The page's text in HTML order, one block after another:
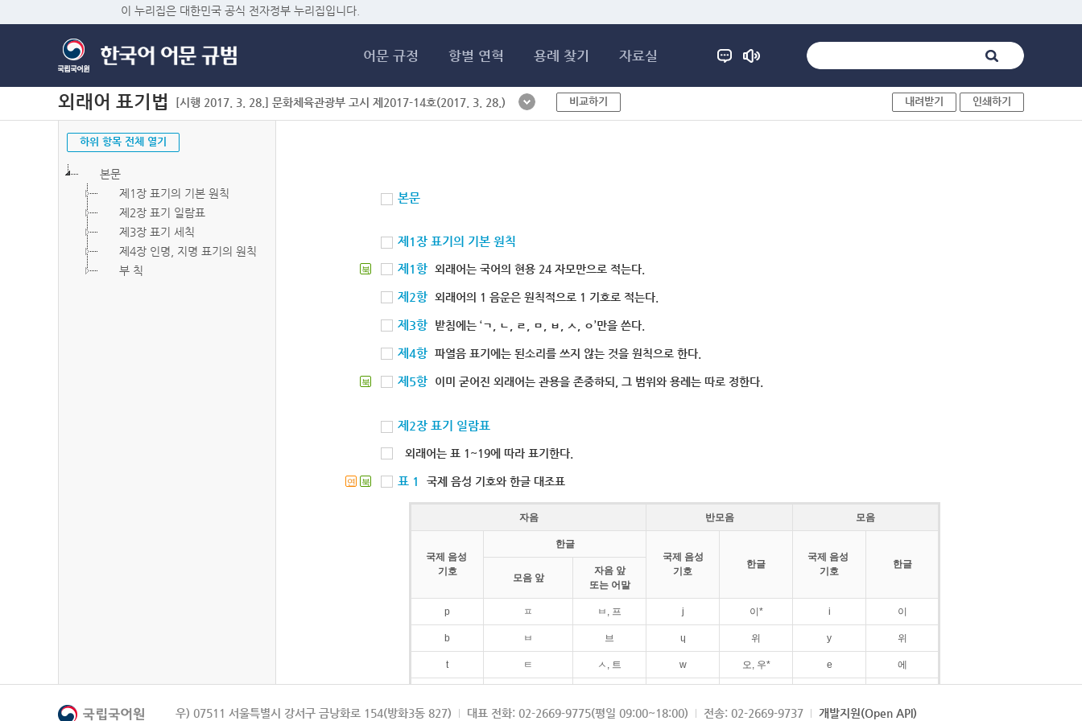
이 누리집은 대한민국 공식 전자정부 누리집입니다.
어문 규정 항별 연혁 용례 찾기 자료실
외래어 표기법 [시행 2017. 3. 28.] 문화체육관광부 고시 제2017-14호(2017. 3. 28.) 비교하기 내려받기 인쇄하기
하위 항목 전체 열기
본문
제1장 표기의 기본 원칙
제2장 표기 일람표
제3장 표기 세칙
제4장 인명, 지명 표기의 원칙
부 칙
본문
제1장 표기의 기본 원칙
북 제1항 외래어는 국어의 현용 24 자모만으로 적는다.
제2항 외래어의 1 음운은 원칙적으로 1 기호로 적는다.
제3항 받침에는 ‘ㄱ, ㄴ, ㄹ, ㅁ, ㅂ, ㅅ, ㅇ’만을 쓴다.
제4항 파열음 표기에는 된소리를 쓰지 않는 것을 원칙으로 한다.
북 제5항 이미 굳어진 외래어는 관용을 존중하되, 그 범위와 용례는 따로 정한다.
제2장 표기 일람표
외래어는 표 1~19에 따라 표기한다.
연 북 표 1 국제 음성 기호와 한글 대조표
자음 반모음 모음
국제 음성
기호
한글
국제 음성
기호
한글
국제 음성
기호
한글
모음 앞
자음 앞
또는 어말
p ㅍ ㅂ, 프 j 이* i 이
b ㅂ 브 ɥ 위 y 위
t ㅌ ㅅ, 트 w 오, 우* e 에
k ㅋ ㄱ, 크 ɛ 에
우) 07511 서울특별시 강서구 금낭화로 154(방화3동 827) 대표 전화: 02-2669-9775(평일 09:00~18:00) 전송: 02-2669-9737 개발지원(Open API)